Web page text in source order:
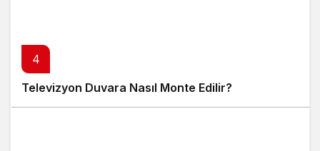
4
Televizyon Duvara Nasıl Monte Edilir?